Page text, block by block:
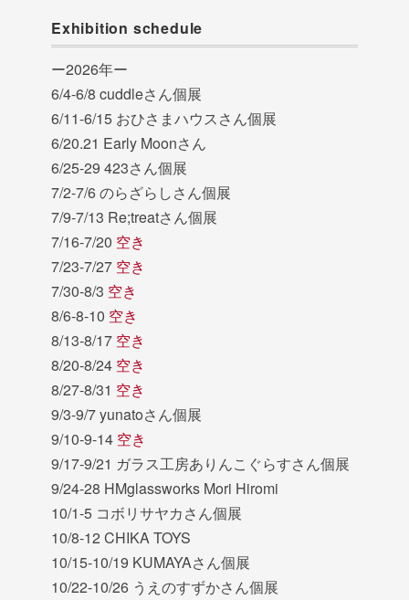
Exhibition schedule
ー2026年ー
6/4-6/8 cuddleさん個展
6/11-6/15 おひさまハウスさん個展
6/20.21 Early Moonさん
6/25-29 423さん個展
7/2-7/6 のらざらしさん個展
7/9-7/13 Re;treatさん個展
7/16-7/20 空き
7/23-7/27 空き
7/30-8/3 空き
8/6-8-10 空き
8/13-8/17 空き
8/20-8/24 空き
8/27-8/31 空き
9/3-9/7 yunatoさん個展
9/10-9-14 空き
9/17-9/21 ガラス工房ありんこぐらすさん個展
9/24-28 HMglassworks Mori Hiromi
10/1-5 コボリサヤカさん個展
10/8-12 CHIKA TOYS
10/15-10/19 KUMAYAさん個展
10/22-10/26 うえのすずかさん個展